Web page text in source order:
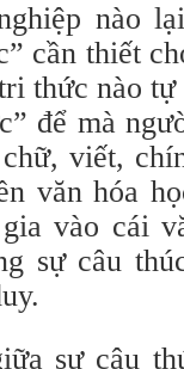
nào
cần thiết
thức nào
để mà
viết,
văn hóa
vào cái
sự câu
sự câu